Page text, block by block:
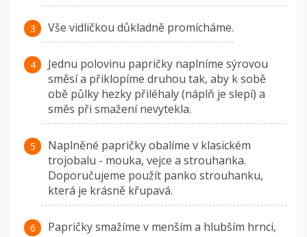
Vše vidličkou důkladně promícháme.
Jednu polovinu papričky naplníme sýrovou
směsí a přiklopíme druhou tak, aby k sobě
obě půlky hezky přiléhaly (náplň je slepí) a
směs při smažení nevytekla.
Naplněné papričky obalíme v klasickém
trojobalu - mouka, vejce a strouhanka.
Doporučujeme použít panko strouhanku,
která je krásně křupavá.
Papričky smažíme v menším a hlubším hrnci,